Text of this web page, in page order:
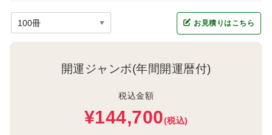
お見積りはこちら
開運ジャンボ(年間開運暦付)
税込金額
¥144,700(税込)